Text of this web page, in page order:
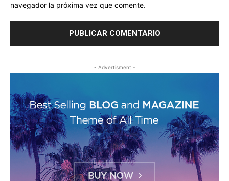
navegador la próxima vez que comente.
- Advertisment -